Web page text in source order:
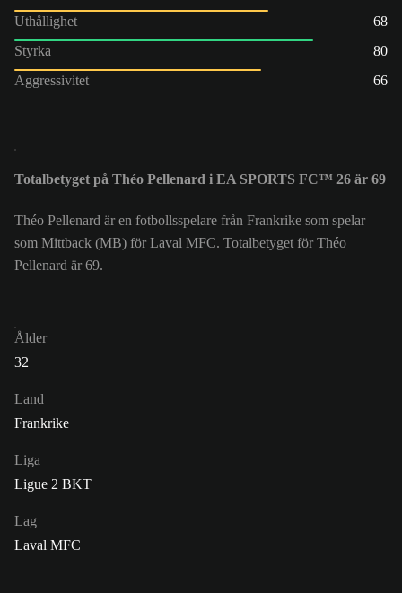
Uthållighet
68
Styrka
80
Aggressivitet
66
Totalbetyget på Théo Pellenard i EA SPORTS FC™ 26 är 69
Théo Pellenard är en fotbollsspelare från Frankrike som spelar
som Mittback (MB) för Laval MFC. Totalbetyget för Théo
Pellenard är 69.
Ålder
32
Land
Frankrike
Liga
Ligue 2 BKT
Lag
Laval MFC